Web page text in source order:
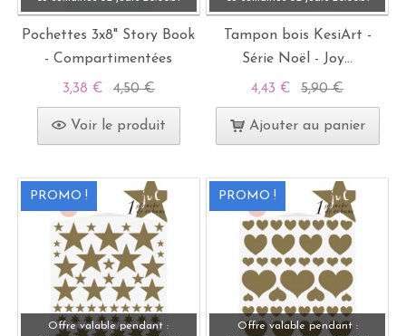
Pochettes 3x8" Story Book
- Compartimentées
3,38 € 4,50 €
Voir le produit
Tampon bois KesiArt -
Série Noël - Joy...
4,43 € 5,90 €
Ajouter au panier
PROMO !
Offre valable pendant :
PROMO !
Offre valable pendant :